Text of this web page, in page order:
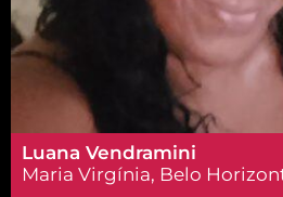
Luana Vendramini
Maria Virgínia, Belo